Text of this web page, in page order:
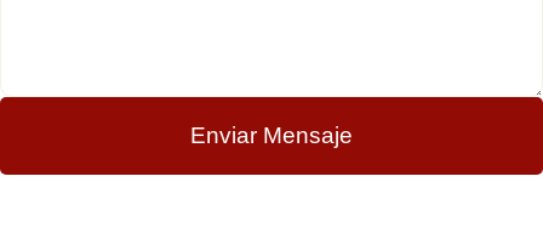
Enviar Mensaje